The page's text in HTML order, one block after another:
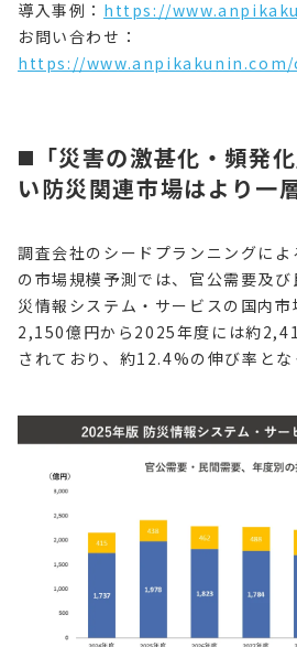
導入事例： https://
お問い合わせ：
https://
◼️「災害の激甚化・頻発
い防災関連市場はより一
調査会社のシードプランニングに
の市場規模予測では、官公需要及
災情報システム・サービスの国内
2,150億円から2025年度には約
されており、約12.4%の伸び率とな